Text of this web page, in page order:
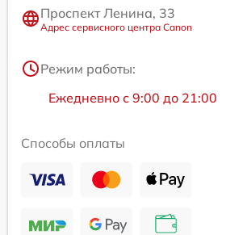
Проспект Ленина, 33
Адрес сервисного центра Canon
Режим работы:
Ежедневно с 9:00 до 21:00
Способы оплаты